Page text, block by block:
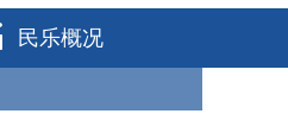
民乐概况